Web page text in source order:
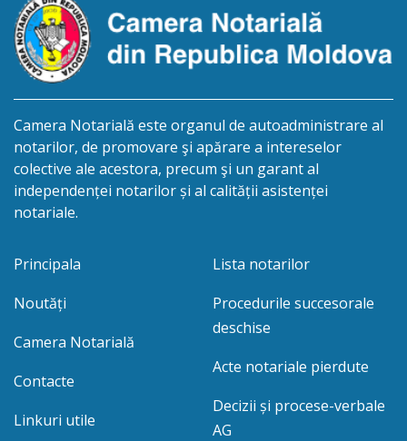
cet.Gurușciuc Ana, cetățeană moldoveană, a.n. 26
ianuarie […]
Camera Notarială este organul de autoadministrare al
notarilor, de promovare şi apărare a intereselor
colective ale acestora, precum şi un garant al
independenței notarilor și al calității asistenței
notariale.
Principala
Noutăți
Camera Notarială
Contacte
Linkuri utile
Lista notarilor
Procedurile succesorale
deschise
Acte notariale pierdute
Decizii și procese-verbale
AG